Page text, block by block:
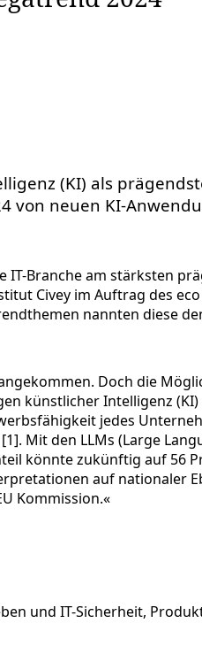
(KI) als
von neuen KI-
IT-Branche am stärksten
Civey im Auftrag des
nannten diese
Doch die
künstlicher Intelligenz
jedes
Mit den LLMs (Large
könnte zukünftig auf 56
auf
Kommission.«
und IT-Sicherheit,